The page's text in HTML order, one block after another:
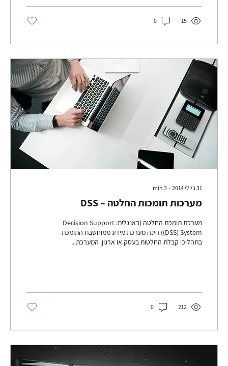
15
0
31 ביולי 2014 ∙
3
min
מערכות תומכות החלטה – DSS
מערכת תומכת החלטה (באנגלית: Decision Support
System‏ (DSS)) הינה מערכת מידע ממוחשבת התומכת
בתהליכי קבלת החלטות בעסק או ארגון. המערכת...
212
0